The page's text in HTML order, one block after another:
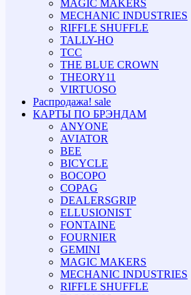
MAGIC MAKERS
MECHANIC INDUSTRIES
RIFFLE SHUFFLE
TALLY-HO
TCC
THE BLUE CROWN
THEORY11
VIRTUOSO
Распродажа! sale
КАРТЫ ПО БРЭНДАМ
ANYONE
AVIATOR
BEE
BICYCLE
BOCOPO
COPAG
DEALERSGRIP
ELLUSIONIST
FONTAINE
FOURNIER
GEMINI
MAGIC MAKERS
MECHANIC INDUSTRIES
RIFFLE SHUFFLE